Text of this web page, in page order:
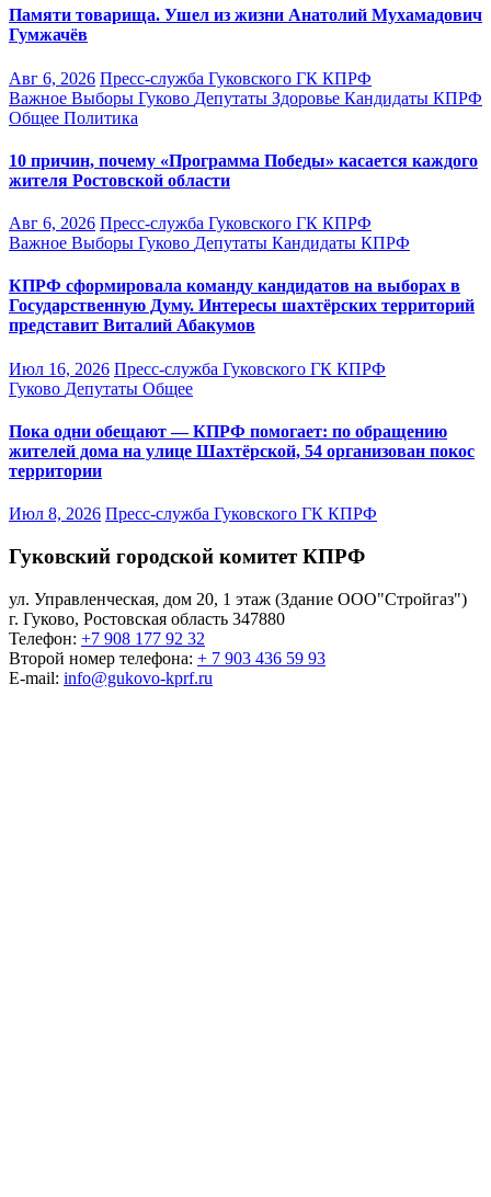
Памяти товарища. Ушел из жизни Анатолий Мухамадович
Гумжачёв
Авг 6, 2026 Пресс-служба Гуковского ГК КПРФ
Важное Выборы Гуково Депутаты Здоровье Кандидаты КПРФ
Общее Политика
10 причин, почему «Программа Победы» касается каждого
жителя Ростовской области
Авг 6, 2026 Пресс-служба Гуковского ГК КПРФ
Важное Выборы Гуково Депутаты Кандидаты КПРФ
КПРФ сформировала команду кандидатов на выборах в
Государственную Думу. Интересы шахтёрских территорий
представит Виталий Абакумов
Июл 16, 2026 Пресс-служба Гуковского ГК КПРФ
Гуково Депутаты Общее
Пока одни обещают — КПРФ помогает: по обращению
жителей дома на улице Шахтёрской, 54 организован покос
территории
Июл 8, 2026 Пресс-служба Гуковского ГК КПРФ
Гуковский городской комитет КПРФ
ул. Управленческая, дом 20, 1 этаж (Здание ООО"Стройгаз")
г. Гуково, Ростовская область 347880
Телефон: +7 908 177 92 32
Второй номер телефона: + 7 903 436 59 93
E-mail: info@gukovo-kprf.ru